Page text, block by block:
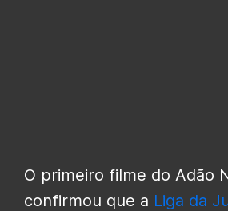
O primeiro filme do Adão
confirmou que a Liga da